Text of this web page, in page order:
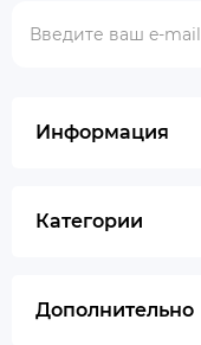
Информация
Категории
Дополнительно